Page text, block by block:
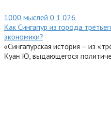
1000 мыслей 0 1 026
Как Сингапур из города
экономики?
«Сингапурская история – из
Куан Ю, выдающегося